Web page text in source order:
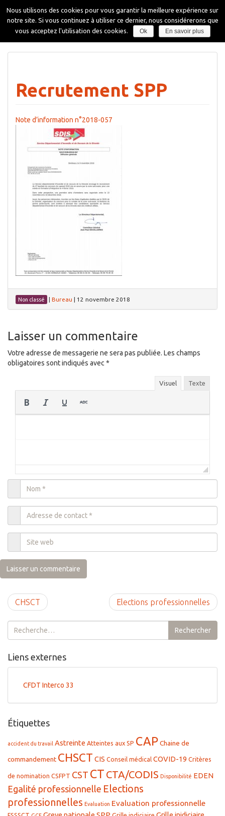
au
contenu
la
Recrutement SPP
Note d’information n°2018-057
Non classé Bureau 12 novembre 2018
Laisser un commentaire
Votre adresse de messagerie ne sera pas publiée. Les champs
obligatoires sont indiqués avec*
Visuel Texte
Elections professionnelles
CHSCT
Rechercher :
Rechercher
Liens externes
CFDT Interco 33
Étiquettes
accident du travail Astreinte Atteintes aux SP CAPChaine de
commandement CHSCT CIS Conseil médical COVID-19 Critères
de nomination CSFPT CST CT CTA/CODIS Disponibilité EDEN
Egalité professionnelle Elections
professionnelles Evaluation Evaluation professionnelle
Nous utilisons des cookies pour vous garantir la meilleure expérience sur
notre site. Si vous continuez à utiliser ce dernier, nous considérerons que
vous acceptez l'utilisation des cookies.
Ok En savoir plus